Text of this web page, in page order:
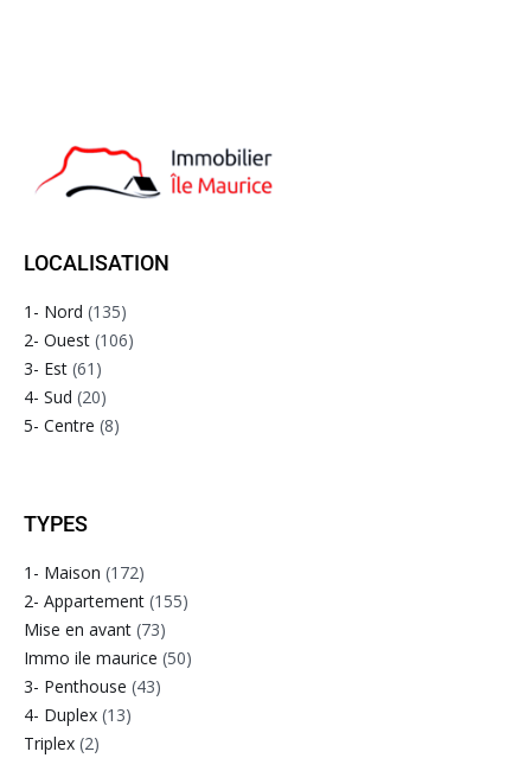
LOCALISATION
1- Nord (135)
2- Ouest (106)
3- Est (61)
4- Sud (20)
5- Centre (8)
TYPES
1- Maison (172)
2- Appartement (155)
Mise en avant (73)
Immo ile maurice (50)
3- Penthouse (43)
4- Duplex (13)
Triplex (2)